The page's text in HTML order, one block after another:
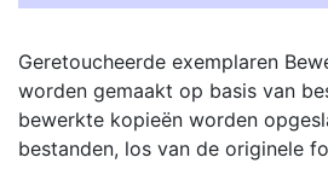
Geretoucheerde exemplaren
worden gemaakt op basis van
bewerkte kopieën worden
bestanden, los van de originele